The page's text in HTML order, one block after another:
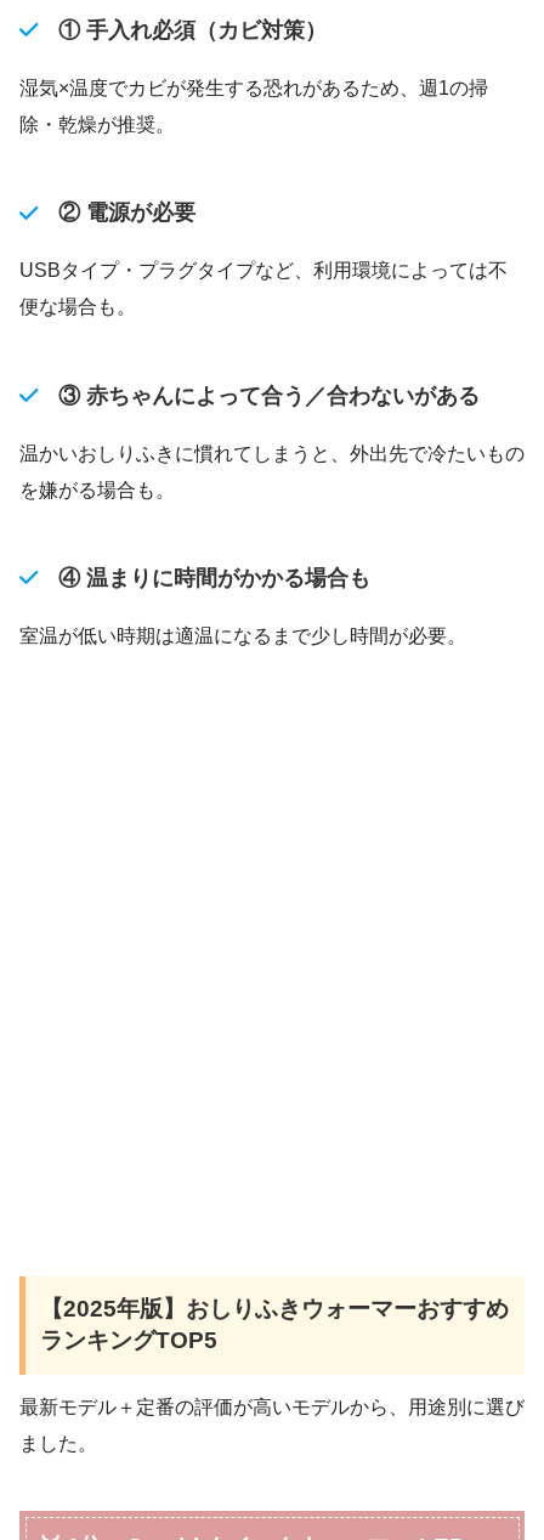
① 手入れ必須（カビ対策）
湿気×温度でカビが発生する恐れがあるため、週1の掃
除・乾燥が推奨。
② 電源が必要
USBタイプ・プラグタイプなど、利用環境によっては不
便な場合も。
③ 赤ちゃんによって合う／合わないがある
温かいおしりふきに慣れてしまうと、外出先で冷たいもの
を嫌がる場合も。
④ 温まりに時間がかかる場合も
室温が低い時期は適温になるまで少し時間が必要。
【2025年版】おしりふきウォーマーおすすめ
ランキングTOP5
最新モデル＋定番の評価が高いモデルから、用途別に選び
ました。